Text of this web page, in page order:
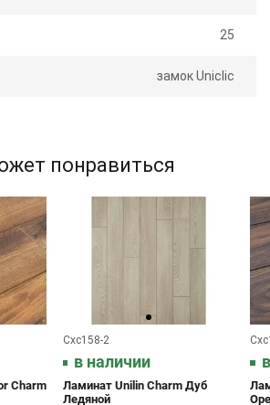
25
замок Uniclic
понравиться
Charm
Cxc158-2
в наличии
Ламинат Unilin Charm Дуб
Ледяной